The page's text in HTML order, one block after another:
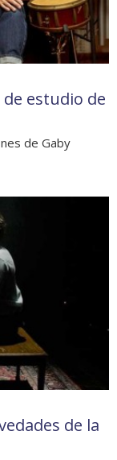
estudio de
de Gaby
de la